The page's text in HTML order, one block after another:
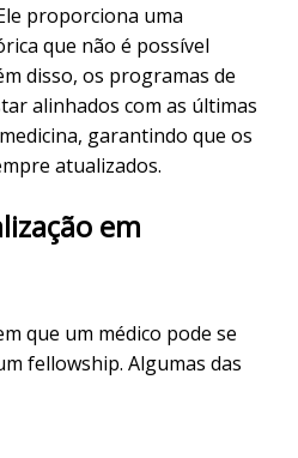
proporciona uma
que não é possível
disso, os programas de
alinhados com as últimas
garantindo que os
atualizados.
em
que um médico pode se
fellowship. Algumas das